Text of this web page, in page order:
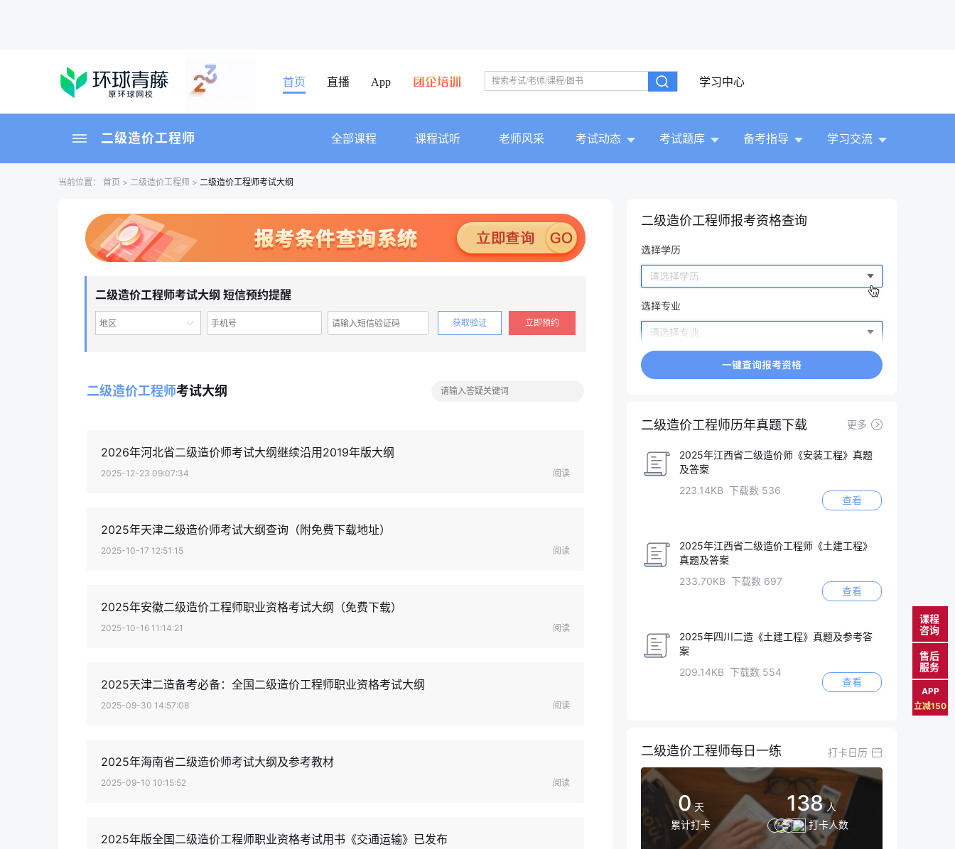
首页 直播 App 学习中心
二级造价工程师 全部课程 课程试听 老师风采 考试动态 考试题库 备考指导 学习交流
当前位置： 首页 > 二级造价工程师 > 二级造价工程师考试大纲
二级造价工程师考试大纲 短信预约提醒
地区 获取验证 立即预约
二级造价工程师考试大纲
2026年河北省二级造价师考试大纲继续沿用2019年版大纲
2025-12-23 09:07:34 阅读
2025年天津二级造价师考试大纲查询（附免费下载地址）
2025-10-17 12:51:15 阅读
2025年安徽二级造价工程师职业资格考试大纲（免费下载）
2025-10-16 11:14:21 阅读
2025天津二造备考必备：全国二级造价工程师职业资格考试大纲
2025-09-30 14:57:08 阅读
2025年海南省二级造价师考试大纲及参考教材
2025-09-10 10:15:52 阅读
2025年版全国二级造价工程师职业资格考试用书《交通运输》已发布
二级造价工程师报考资格查询
二级造价工程师历年真题下载 更多
2025年江西省二级造价师《安装工程》真题
及答案
223.14KB 下载数 536
查看
2025年江西省二级造价工程师《土建工程》
真题及答案
233.70KB 下载数 697
查看
2025年四川二造《土建工程》真题及参考答
案
209.14KB 下载数 554
查看
二级造价工程师每日一练 打卡日历
0 天
累计打卡
138 人
打卡人数
课程
咨询
售后
服务
APP
立减150